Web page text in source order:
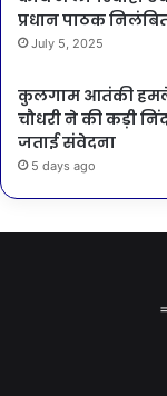
प्रधान पाठक
July 5, 2025
कुलगाम आतंकी हमले
चौधरी ने की कड़ी
जताई संवेदना
5 days ago